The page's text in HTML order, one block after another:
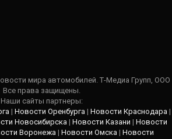
мира автомобилей. Т-Медиа Групп, ООО
Все права защищены.
Наши сайты партнеры:
| Новости Оренбурга | Новости Краснодара |
Новосибирска| Новости Казани | Новости
Воронежа| Новости Омска | Новости